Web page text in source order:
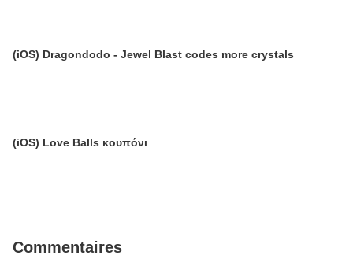
(iOS) Dragondodo - Jewel Blast codes more crystals
(iOS) Love Balls κουπόνι
Commentaires